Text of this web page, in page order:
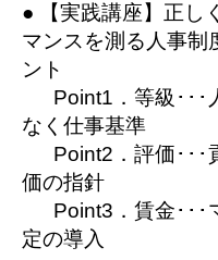
● 【実践講座】正し
マンスを測る人事制
ント
Point1．等級･･･
なく仕事基準
Point2．評価･･･
価の指針
Point3．賃金･･･
定の導入